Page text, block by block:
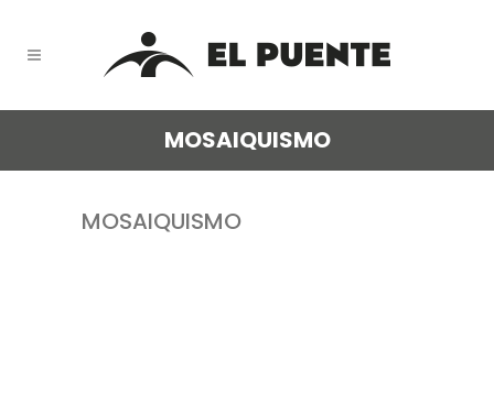
MOSAIQUISMO
MOSAIQUISMO